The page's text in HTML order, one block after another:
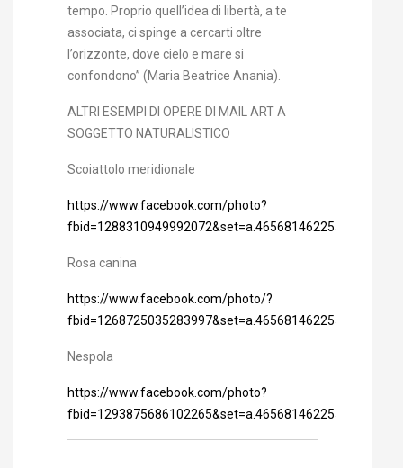
tempo. Proprio quell’idea di libertà, a te
associata, ci spinge a cercarti oltre
l’orizzonte, dove cielo e mare si
confondono” (Maria Beatrice Anania).
ALTRI ESEMPI DI OPERE DI MAIL ART A
SOGGETTO NATURALISTICO
Scoiattolo meridionale
https://www.facebook.com/photo?
fbid=1288310949992072&set=a.465681462255029
Rosa canina
https://www.facebook.com/photo/?
fbid=1268725035283997&set=a.465681462255029
Nespola
https://www.facebook.com/photo?
fbid=1293875686102265&set=a.465681462255029